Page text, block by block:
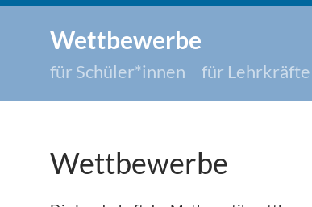
Wettbewerbe
für Schüler*innen für Lehrkräfte
Wettbewerbe